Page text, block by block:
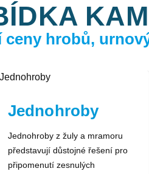
ceny hrobů,
Jednohroby
Jednohroby z žuly a mramoru
představují důstojné řešení pro
připomenutí zesnulých